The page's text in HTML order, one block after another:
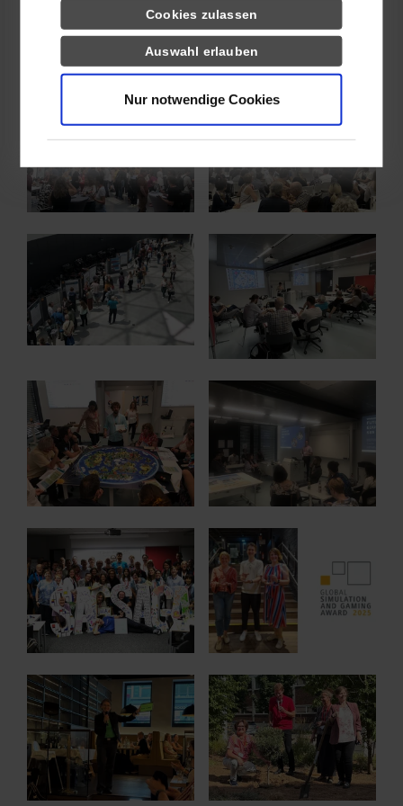
Cookies zulassen
Auswahl erlauben
Nur notwendige Cookies
Show larger version for: Show larger version for:
Show larger version Show larger version
Show larger version Show larger version for:
Show larger version Show larger version for:
Show larger version Show larger version for: